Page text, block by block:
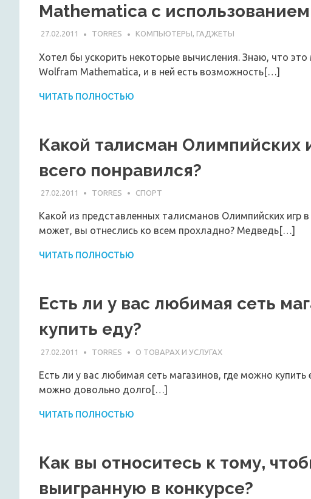
Mathematica с использованием
27.02.2011 TORRES КОМПЬЮТЕРЫ, ГАДЖЕТЫ
Хотел бы ускорить некоторые вычисления. Знаю, что
Wolfram Mathematica, и в ней есть возможность[…]
ЧИТАТЬ ПОЛНОСТЬЮ
Какой талисман Олимпийских
всего понравился?
27.02.2011 TORRES СПОРТ
Какой из представленных талисманов Олимпийских игр
может, вы отнеслись ко всем прохладно? Медведь[…]
ЧИТАТЬ ПОЛНОСТЬЮ
Есть ли у вас любимая сеть
купить еду?
27.02.2011 TORRES О ТОВАРАХ И УСЛУГАХ
Есть ли у вас любимая сеть магазинов, где можно
можно довольно долго[…]
ЧИТАТЬ ПОЛНОСТЬЮ
Как вы относитесь к тому,
выигранную в конкурсе?